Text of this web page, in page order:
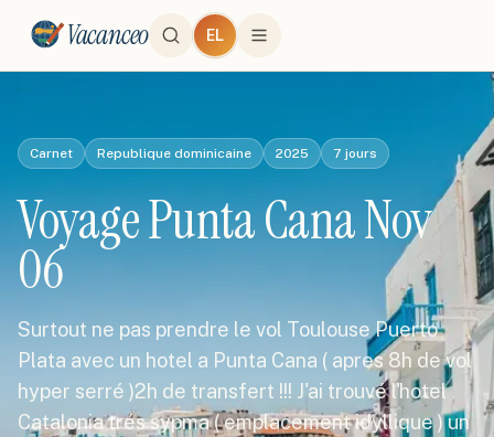
Vacanceo EL
Carnet Republique dominicaine 2025 7 jours
Voyage Punta Cana Nov
06
Surtout ne pas prendre le vol Toulouse Puerto
Plata avec un hotel a Punta Cana ( apres 8h de vol
hyper serré )2h de transfert !!! J'ai trouvé l'hotel
Catalonia trés sypma ( emplacement idyllique ) un